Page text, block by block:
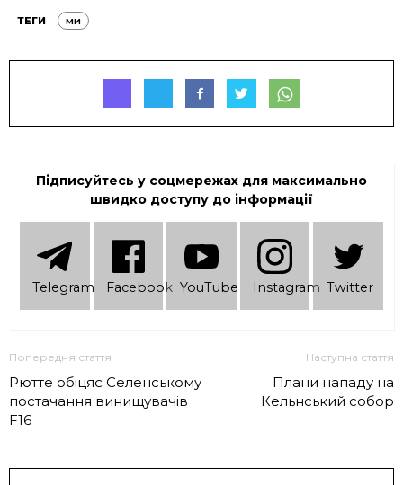
ТЕГИ ми
Підписуйтесь у соцмережах для максимально
швидко доступу до інформації
Telеgram Facebook YouTube Instagram Twitter
Попередня стаття
Рютте обіцяє Селенському
постачання винищувачів
F16
Наступна стаття
Плани нападу на
Кельнський собор